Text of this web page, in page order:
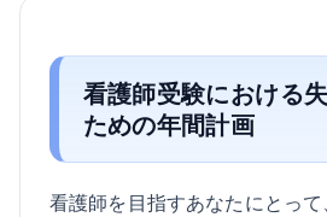
看護師受験における
ための年間計画
看護師を目指すあなたにとっ